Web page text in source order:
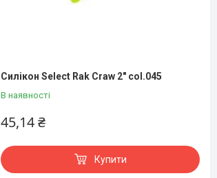
Силікон Select Rak Craw 2" col.045
В наявності
45,14 ₴
Купити